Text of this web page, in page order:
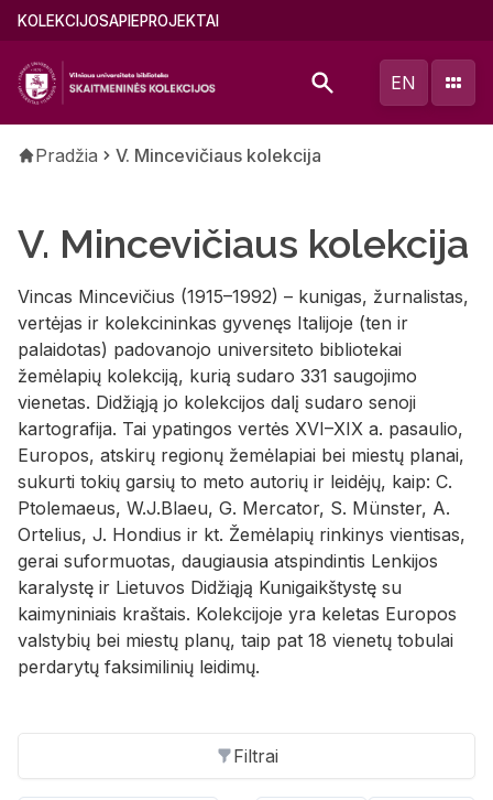
Pereiti
pagrindinį
turinį
Main
(lithuanian)
KOLEKCIJOSAPIEPROJEKTAI
EN
Kelias
Pradžia V. Mincevičiaus kolekcija
V. Mincevičiaus kolekcija
Vincas Mincevičius (1915–1992) – kunigas, žurnalistas,
vertėjas ir kolekcininkas gyvenęs Italijoje (ten ir
palaidotas) padovanojo universiteto bibliotekai
žemėlapių kolekciją, kurią sudaro 331 saugojimo
vienetas. Didžiąją jo kolekcijos dalį sudaro senoji
kartografija. Tai ypatingos vertės XVI–XIX a. pasaulio,
Europos, atskirų regionų žemėlapiai bei miestų planai,
sukurti tokių garsių to meto autorių ir leidėjų, kaip: C.
Ptolemaeus, W.J.Blaeu, G. Mercator, S. Münster, A.
Ortelius, J. Hondius ir kt. Žemėlapių rinkinys vientisas,
gerai suformuotas, daugiausia atspindintis Lenkijos
karalystę ir Lietuvos Didžiąją Kunigaikštystę su
kaimyniniais kraštais. Kolekcijoje yra keletas Europos
valstybių bei miestų planų, taip pat 18 vienetų tobulai
perdarytų faksimilinių leidimų.
Filtrai